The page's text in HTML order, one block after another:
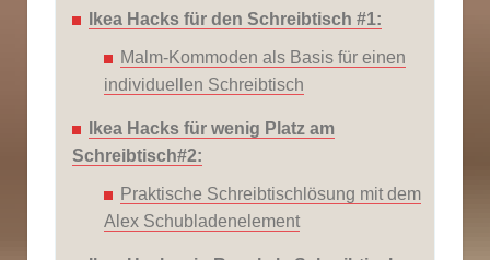
Ikea Hacks für den Schreibtisch #1:
Malm-Kommoden als Basis für einen
individuellen Schreibtisch
Ikea Hacks für wenig Platz am
Schreibtisch#2:
Praktische Schreibtischlösung mit dem
Alex Schubladenelement